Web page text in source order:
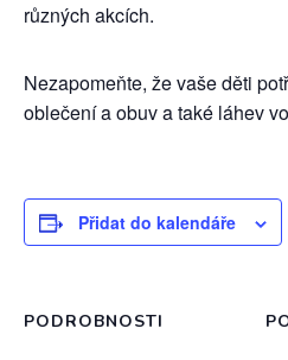
různých akcích.
Nezapomeňte, že vaše děti
oblečení a obuv a také láhev
Přidat do kalendáře
PODROBNOSTI